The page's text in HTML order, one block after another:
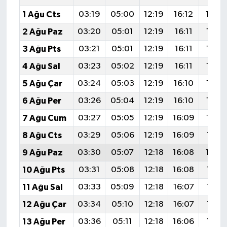
1 Ağu Cts
03:19 05:00 12:19 16:12
2 Ağu Paz
03:20 05:01 12:19 16:11
19:28
3 Ağu Pts
03:21 05:01 12:19 16:11
19:27
4 Ağu Sal
03:23 05:02 12:19 16:11
19:26
5 Ağu Çar
03:24 05:03 12:19 16:10
19:25
6 Ağu Per
03:26 05:04 12:19 16:10
19:23
7 Ağu Cum
03:27 05:05 12:19 16:09
19:22
8 Ağu Cts
03:29 05:06 12:19 16:09
19:21
9 Ağu Paz
03:30 05:07 12:18 16:08
10 Ağu Pts
03:31 05:08 12:18 16:08
19:19
11 Ağu Sal
03:33 05:09 12:18 16:07
19:17
12 Ağu Çar
03:34 05:10 12:18 16:07
19:16
13 Ağu Per
03:36 05:11 12:18 16:06
19:15